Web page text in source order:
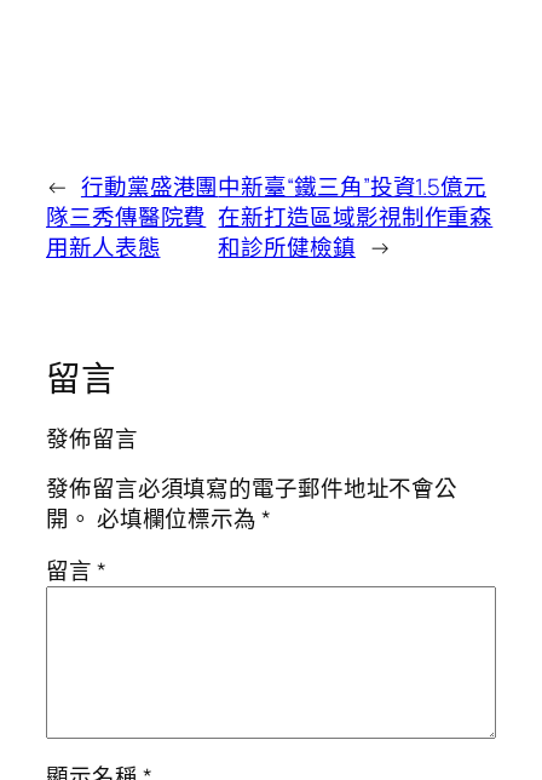
← 行動黨盛港團
隊三秀傳醫院費
用新人表態
中新臺“鐵三角”投資1.5億元
在新打造區域影視制作重森
和診所健檢鎮 →
留言
發佈留言
發佈留言必須填寫的電子郵件地址不會公
開。 必填欄位標示為*
留言*